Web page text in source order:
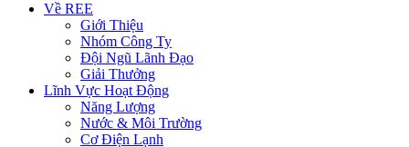
Về REE
Giới Thiệu
Nhóm Công Ty
Đội Ngũ Lãnh Đạo
Giải Thưởng
Lĩnh Vực Hoạt Động
Năng Lượng
Nước & Môi Trường
Cơ Điện Lạnh